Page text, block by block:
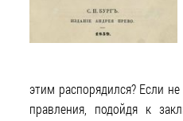
этим распорядился? Если
правления, подойдя к